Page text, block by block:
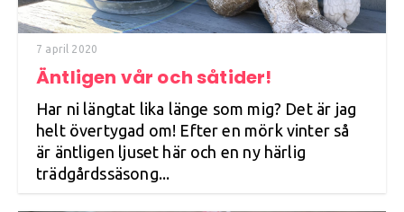
7 april 2020
Äntligen vår och såtider!
Har ni längtat lika länge som mig? Det är jag
helt övertygad om! Efter en mörk vinter så
är äntligen ljuset här och en ny härlig
trädgårdssäsong...